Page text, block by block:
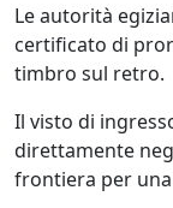
Le autorità
certificato di
timbro sul retro.
Il visto di
direttamente
frontiera per